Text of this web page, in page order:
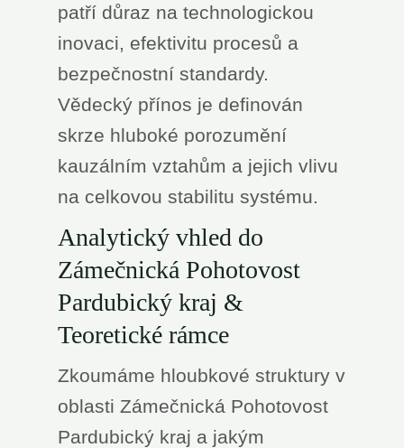
patří důraz na technologickou
inovaci, efektivitu procesů a
bezpečnostní standardy.
Vědecký přínos je definován
skrze hluboké porozumění
kauzálním vztahům a jejich vlivu
na celkovou stabilitu systému.
Analytický vhled do
Zámečnická Pohotovost
Pardubický kraj &
Teoretické rámce
Zkoumáme hloubkové struktury v
oblasti Zámečnická Pohotovost
Pardubický kraj a jakým